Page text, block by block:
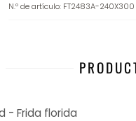
N.º de artículo: FT2483A-240X300
- Frida florida